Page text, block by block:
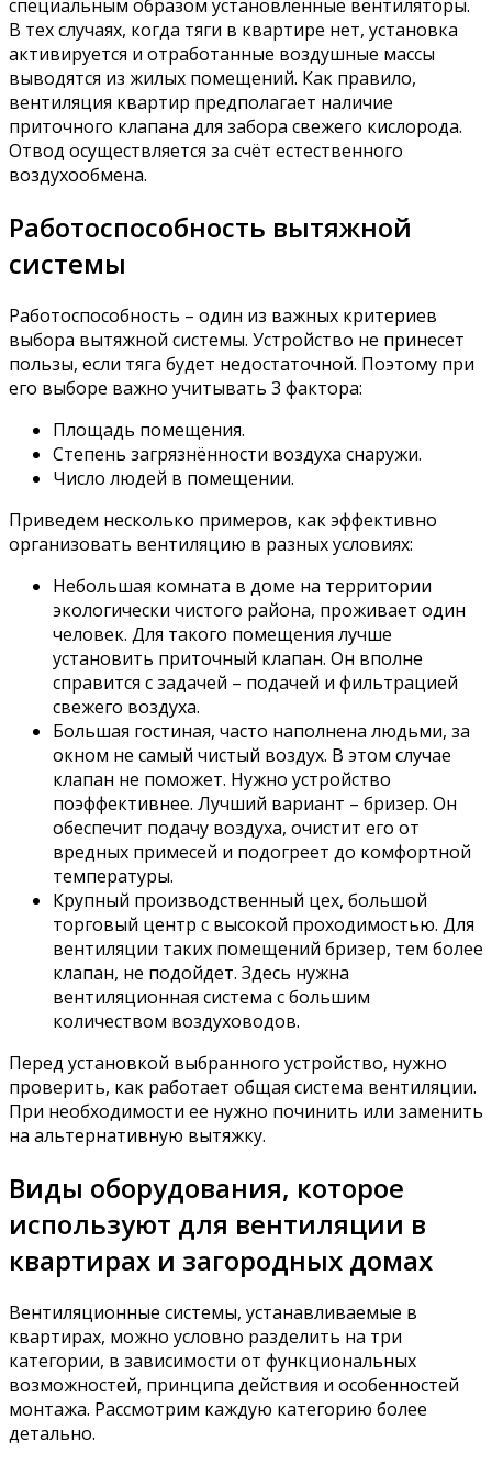
специальным образом установленные вентиляторы.
В тех случаях, когда тяги в квартире нет, установка
активируется и отработанные воздушные массы
выводятся из жилых помещений. Как правило,
вентиляция квартир предполагает наличие
приточного клапана для забора свежего кислорода.
Отвод осуществляется за счёт естественного
воздухообмена.
Работоспособность вытяжной
системы
Работоспособность – один из важных критериев
выбора вытяжной системы. Устройство не принесет
пользы, если тяга будет недостаточной. Поэтому при
его выборе важно учитывать 3 фактора:
Площадь помещения.
Степень загрязнённости воздуха снаружи.
Число людей в помещении.
Приведем несколько примеров, как эффективно
организовать вентиляцию в разных условиях:
Небольшая комната в доме на территории
экологически чистого района, проживает один
человек. Для такого помещения лучше
установить приточный клапан. Он вполне
справится с задачей – подачей и фильтрацией
свежего воздуха.
Большая гостиная, часто наполнена людьми, за
окном не самый чистый воздух. В этом случае
клапан не поможет. Нужно устройство
поэффективнее. Лучший вариант – бризер. Он
обеспечит подачу воздуха, очистит его от
вредных примесей и подогреет до комфортной
температуры.
Крупный производственный цех, большой
торговый центр с высокой проходимостью. Для
вентиляции таких помещений бризер, тем более
клапан, не подойдет. Здесь нужна
вентиляционная система с большим
количеством воздуховодов.
Перед установкой выбранного устройство, нужно
проверить, как работает общая система вентиляции.
При необходимости ее нужно починить или заменить
на альтернативную вытяжку.
Виды оборудования, которое
используют для вентиляции в
квартирах и загородных домах
Вентиляционные системы, устанавливаемые в
квартирах, можно условно разделить на три
категории, в зависимости от функциональных
возможностей, принципа действия и особенностей
монтажа. Рассмотрим каждую категорию более
детально.